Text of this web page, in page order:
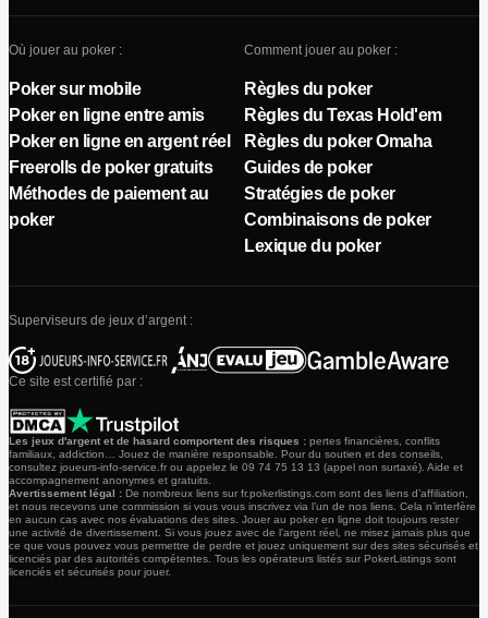
Où jouer au poker :
Poker sur mobile
Poker en ligne entre amis
Poker en ligne en argent réel
Freerolls de poker gratuits
Méthodes de paiement au
poker
Comment jouer au poker :
Règles du poker
Règles du Texas Hold'em
Règles du poker Omaha
Guides de poker
Stratégies de poker
Combinaisons de poker
Lexique du poker
Superviseurs de jeux d’argent :
Ce site est certifié par :
Les jeux d'argent et de hasard comportent des risques : pertes financières, conflits
familiaux, addiction… Jouez de manière responsable. Pour du soutien et des conseils,
consultez joueurs-info-service.fr ou appelez le 09 74 75 13 13 (appel non surtaxé). Aide et
accompagnement anonymes et gratuits.
Avertissement légal : De nombreux liens sur fr.pokerlistings.com sont des liens d’affiliation,
et nous recevons une commission si vous vous inscrivez via l’un de nos liens. Cela n’interfère
en aucun cas avec nos évaluations des sites. Jouer au poker en ligne doit toujours rester
une activité de divertissement. Si vous jouez avec de l’argent réel, ne misez jamais plus que
ce que vous pouvez vous permettre de perdre et jouez uniquement sur des sites sécurisés et
licenciés par des autorités compétentes. Tous les opérateurs listés sur PokerListings sont
licenciés et sécurisés pour jouer.